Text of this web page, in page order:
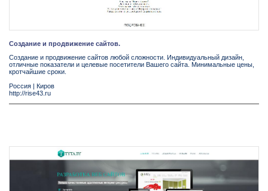
Создание и продвижение сайтов.
Создание и продвижение сайтов любой сложности. Индивидуальный дизайн,
отличные показатели и целевые посетители Вашего сайта. Минимальные цены,
кротчайшие сроки.
Россия | Киров
http://rise43.ru